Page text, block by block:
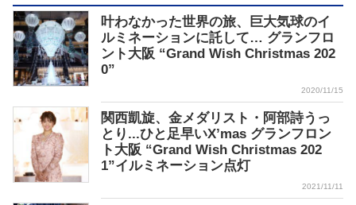
叶わなかった世界の旅、巨大気球のイ
ルミネーションに託して… グランフロ
ント大阪 “Grand Wish Christmas 202
0”
2020/11/15
関西凱旋、金メダリスト・阿部詩うっ
とり...ひと足早いX’mas グランフロン
ト大阪 “Grand Wish Christmas 202
1”イルミネーション点灯
2021/11/11